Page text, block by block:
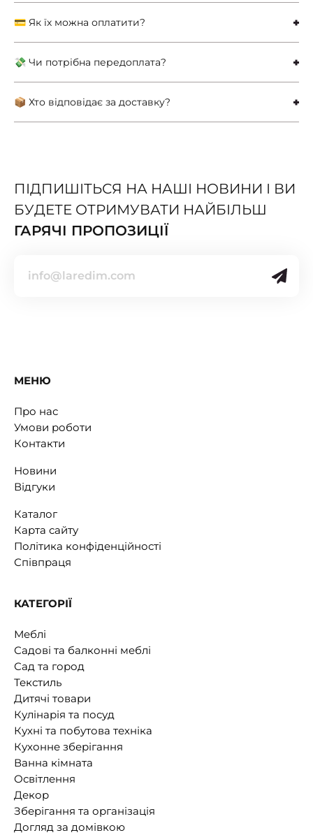
💳 Як їх можна оплатити?
💸 Чи потрібна передоплата?
📦 Хто відповідає за доставку?
ПІДПИШІТЬСЯ НА НАШІ НОВИНИ І ВИ
БУДЕТЕ ОТРИМУВАТИ НАЙБІЛЬШ
ГАРЯЧІ ПРОПОЗИЦІЇ
МЕНЮ
Про нас
Умови роботи
Контакти
Новини
Відгуки
Каталог
Карта сайту
Політика конфіденційності
Співпраця
КАТЕГОРІЇ
Меблі
Садові та балконні меблі
Сад та город
Текстиль
Дитячі товари
Кулінарія та посуд
Кухні та побутова техніка
Кухонне зберігання
Ванна кімната
Освітлення
Декор
Зберігання та організація
Догляд за домівкою